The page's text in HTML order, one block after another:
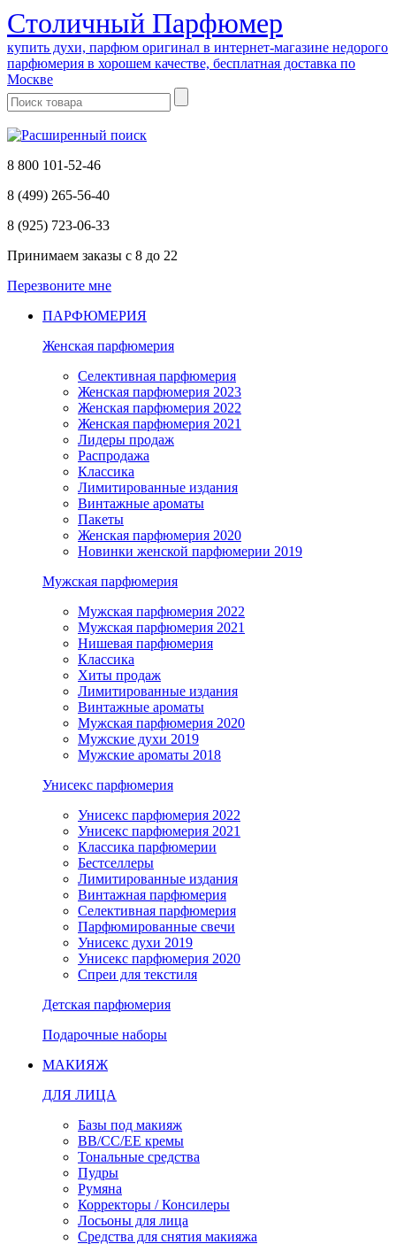
Cтоличный Парфюмер
купить духи, парфюм оригинал в интернет-магазине недорого
парфюмерия в хорошем качестве, бесплатная доставка по
Москве
8 800 101-52-46
8 (499) 265-56-40
8 (925) 723-06-33
Принимаем заказы с 8 до 22
Перезвоните мне
ПАРФЮМЕРИЯ
Женская парфюмерия
Селективная парфюмерия
Женская парфюмерия 2023
Женская парфюмерия 2022
Женская парфюмерия 2021
Лидеры продаж
Распродажа
Классика
Лимитированные издания
Винтажные ароматы
Пакеты
Женская парфюмерия 2020
Новинки женской парфюмерии 2019
Мужская парфюмерия
Мужская парфюмерия 2022
Мужская парфюмерия 2021
Нишевая парфюмерия
Классика
Хиты продаж
Лимитированные издания
Винтажные ароматы
Мужская парфюмерия 2020
Мужские духи 2019
Мужские ароматы 2018
Унисекс парфюмерия
Унисекс парфюмерия 2022
Унисекс парфюмерия 2021
Классика парфюмерии
Бестселлеры
Лимитированные издания
Винтажная парфюмерия
Селективная парфюмерия
Парфюмированные свечи
Унисекс духи 2019
Унисекс парфюмерия 2020
Спреи для текстиля
Детская парфюмерия
Подарочные наборы
МАКИЯЖ
ДЛЯ ЛИЦА
Базы под макияж
BB/CC/EE кремы
Тональные средства
Пудры
Румяна
Корректоры / Консилеры
Лосьоны для лица
Средства для снятия макияжа